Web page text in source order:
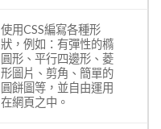
使用CSS編寫各種形
狀，例如：有彈性的橢
圓形、平行四邊形、菱
形圖片、剪角、簡單的
圓餅圖等，並自由運用
在網頁之中。